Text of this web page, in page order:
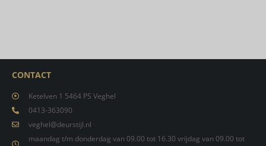
CONTACT
Ketelven 1 5464 PS Veghel
0413-363090
veghel@deurstijl.nl
maandag t/m donderdag van 09.00 tot 16.30 vrijdag van 09.00 tot